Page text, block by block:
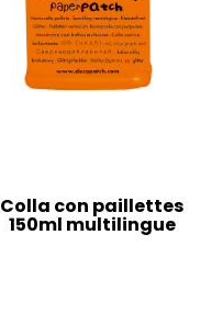
Colla con paillettes
150ml multilingue